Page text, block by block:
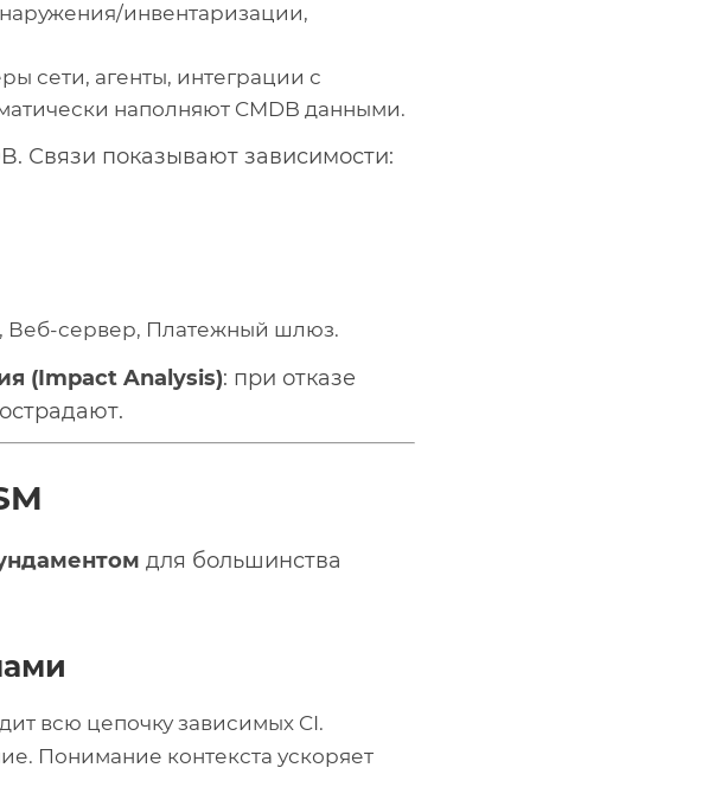
инвентаризации,
сети, агенты, интеграции с
наполняют CMDB данными.
Связи показывают зависимости:
Веб-сервер, Платежный шлюз.
(Impact Analysis): при отказе
для большинства
всю цепочку зависимых CI.
Понимание контекста ускоряет